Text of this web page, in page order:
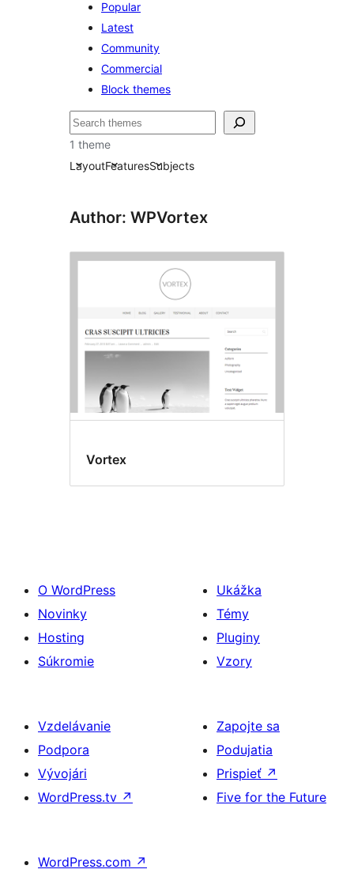
Popular
Latest
Community
Commercial
Block themes
Hľadať
1 theme
LayoutFeaturesSubjects
Author: WPVortex
Vortex
O WordPress
Novinky
Hosting
Súkromie
Ukážka
Témy
Pluginy
Vzory
Vzdelávanie
Podpora
Vývojári
WordPress.tv ↗
Zapojte sa
Podujatia
Prispieť ↗
Five for the Future
WordPress.com ↗